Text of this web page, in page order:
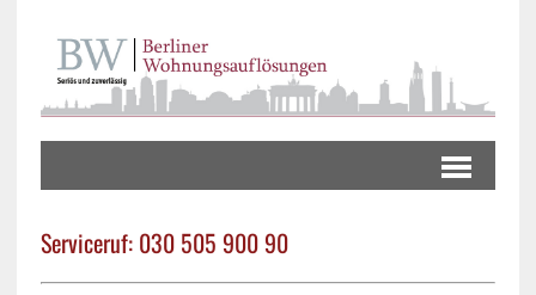
Serviceruf: 030 505 900 90